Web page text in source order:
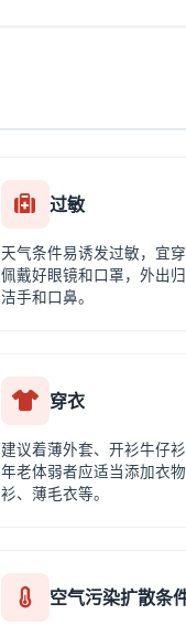
过敏
天气条件易诱发过敏，宜
佩戴好眼镜和口罩，外出
洁手和口鼻。
穿衣
建议着薄外套、开衫牛仔衫
年老体弱者应适当添加衣
衫、薄毛衣等。
空气污染扩散条